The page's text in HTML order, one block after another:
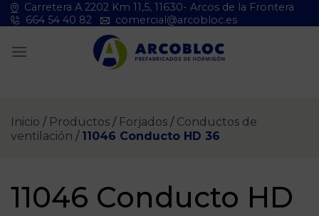
SaltarCarretera A 2202 Km 11,5, 11630- Arcos de la Frontera
664 54 40 82
comercial@arcobloc.es
Inicio / Productos / Forjados / Conductos de
ventilación / 11046 Conducto HD 36
11046 Conducto HD